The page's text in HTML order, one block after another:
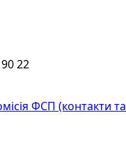
22
ФСП (контакти